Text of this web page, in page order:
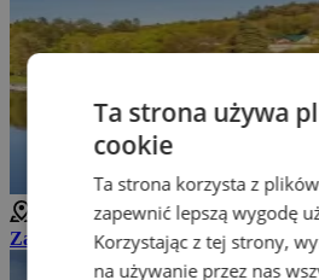
Zapora Luhačovice
Ta strona używa
cookie
Ta strona korzysta z
zapewnić lepszą wygodę
Korzystając z tej strony,
na używanie przez nas